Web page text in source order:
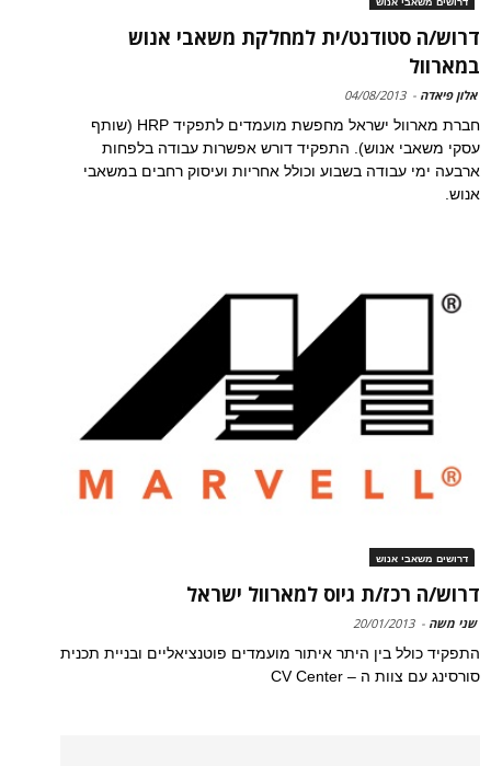
דרושים משאבי אנוש
דרוש/ה סטודנט/ית למחלקת משאבי אנוש
במארוול
אלון פיאדה -
04/08/2013
חברת מארוול ישראל מחפשת מועמדים לתפקיד HRP (שותף
עסקי משאבי אנוש). התפקיד דורש אפשרות עבודה בלפחות
ארבעה ימי עבודה בשבוע וכולל אחריות ועיסוק רחבים במשאבי
אנוש.
דרושים משאבי אנוש
דרוש/ה רכז/ת גיוס למארוול ישראל
שני משה -
20/01/2013
התפקיד כולל בין היתר איתור מועמדים פוטנציאליים ובניית תכנית
סורסינג עם צוות ה – CV Center